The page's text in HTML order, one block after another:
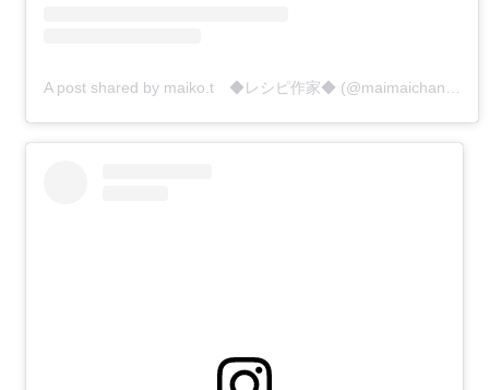
A post shared by maiko.t ◆レシピ作家◆ (@maimaichan1214m)